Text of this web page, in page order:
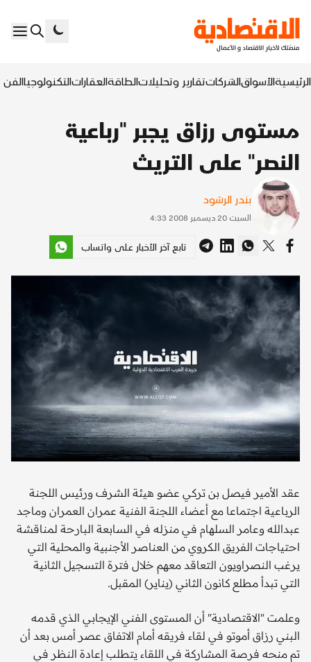
الرئيسيةالأسواقالشركاتتقارير وتحليلاتالطاقةالعقاراتالتكنولوجياالفن
مستوى رزاق يجبر "رباعية
النصر" على التريث
بندر الرشود
السبت 20 ديسمبر 2008 4:33
تابع آخر الأخبار على واتساب
عقد الأمير فيصل بن تركي عضو هيئة الشرف ورئيس اللجنة
الرباعية اجتماعا مع أعضاء اللجنة الفنية عمران العمران وماجد
عبدالله وعامر السلهام في منزله في السابعة البارحة لمناقشة
احتياجات الفريق الكروي من العناصر الأجنبية والمحلية التي
يرغب النصراويون التعاقد معهم خلال فترة التسجيل الثانية
التي تبدأ مطلع كانون الثاني (يناير) المقبل.
وعلمت "الاقتصادية" أن المستوى الفني الإيجابي الذي قدمه
البني رزاق أموتو في لقاء فريقه أمام الاتفاق عصر أمس بعد أن
تم منحه فرصة المشاركة في اللقاء يتطلب إعادة النظر في